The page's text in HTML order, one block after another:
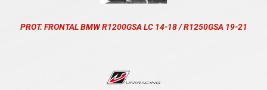
PROT. FRONTAL BMW R1200GSA LC 14-18 / R1250GSA 19-21